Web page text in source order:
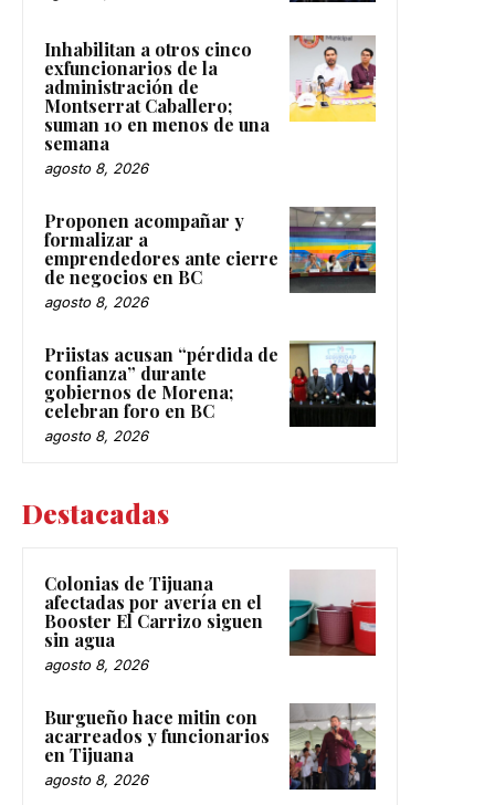
Inhabilitan a otros cinco
exfuncionarios de la
administración de
Montserrat Caballero;
suman 10 en menos de una
semana
agosto 8, 2026
Proponen acompañar y
formalizar a
emprendedores ante cierre
de negocios en BC
agosto 8, 2026
Priistas acusan “pérdida de
confianza” durante
gobiernos de Morena;
celebran foro en BC
agosto 8, 2026
Destacadas
Colonias de Tijuana
afectadas por avería en el
Booster El Carrizo siguen
sin agua
agosto 8, 2026
Burgueño hace mitin con
acarreados y funcionarios
en Tijuana
agosto 8, 2026